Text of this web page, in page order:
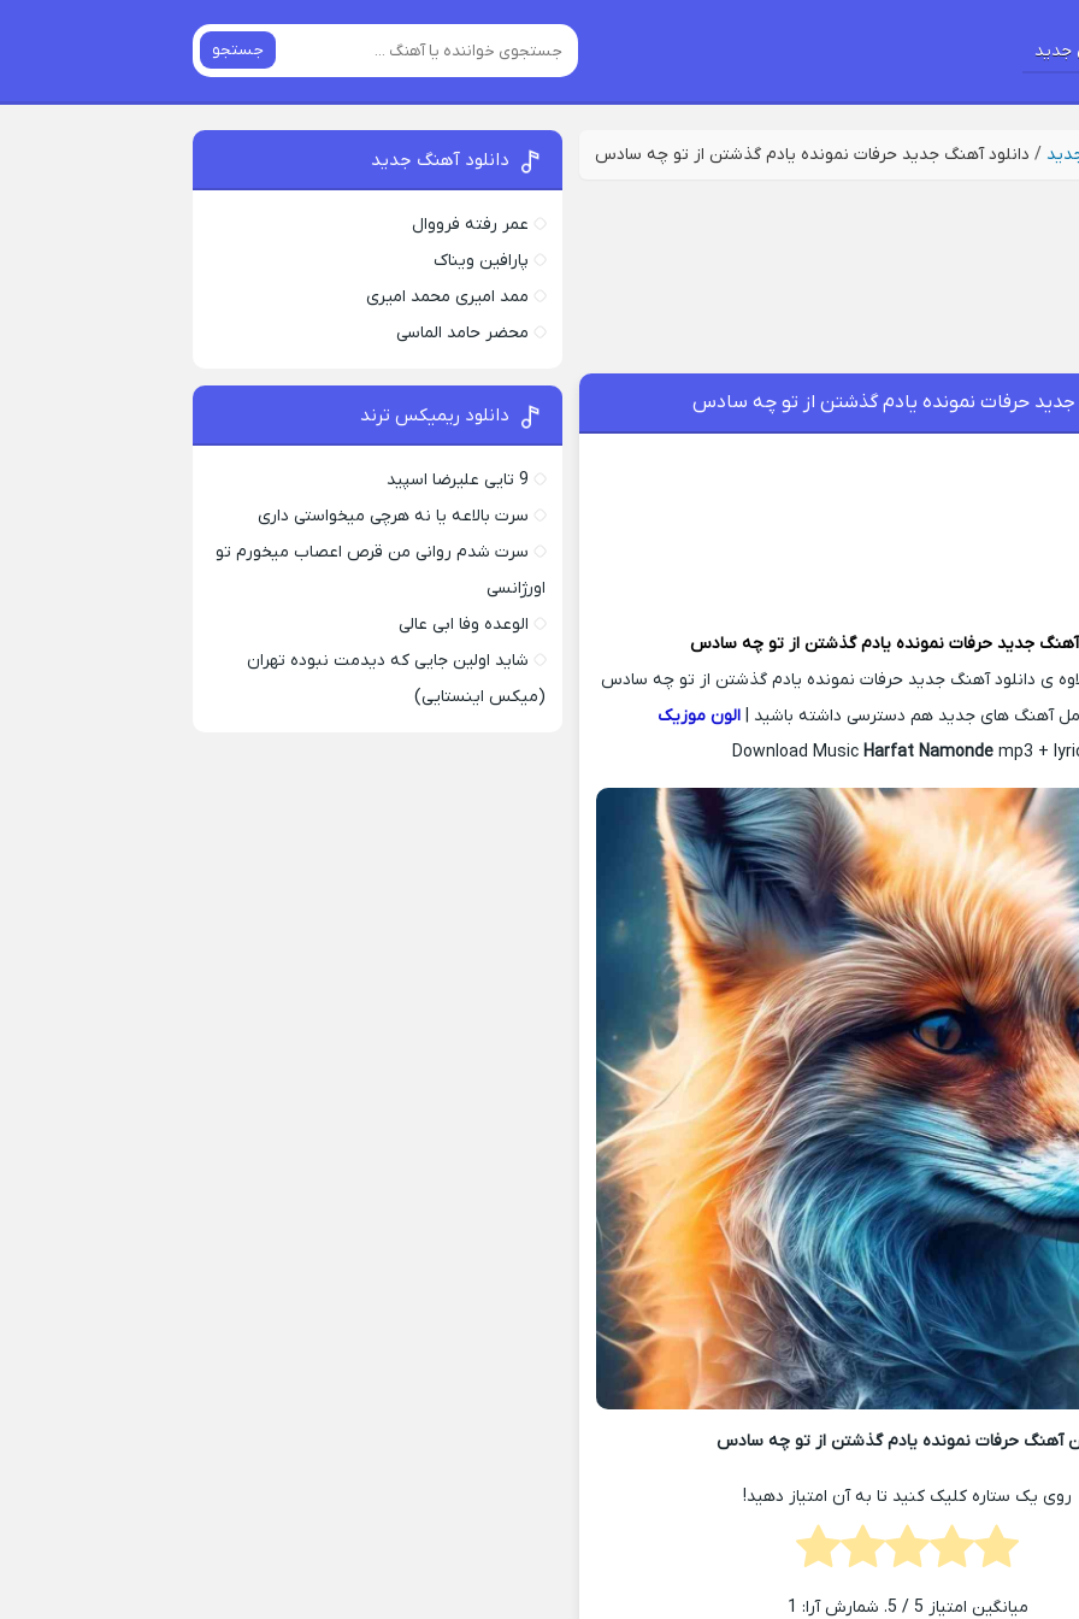
جستجو
/ دانلود آهنگ جدید حرفات نمونده یادم گذشتن از تو چه سادس
جدید حرفات نمونده یادم گذشتن از تو چه سادس
آهنگ جدیدحرفات نمونده یادم گذشتن از تو چه سادس
ی دانلود آهنگ جدید حرفات نمونده یادم گذشتن از تو چه سادس
آهنگ های جدید هم دسترسی داشته باشید |الون موزیک
Download Music Harfat Namonde mp3 +
آهنگ حرفات نمونده یادم گذشتن از تو چه سادس
روی یک ستاره کلیک کنید تا به آن امتیاز دهید!
میانگین امتیاز 5 / 5. شمارش آرا: 1
دانلود آهنگ جدید
عمر رفته فرووال
پارافين ویناک
ممد امیری محمد امیری
محضر حامد الماسی
دانلود ریمیکس ترند
9 تایی علیرضا اسپید
سرت بالاعه یا نه هرچی میخواستی داری
سرت شدم روانی من قرص اعصاب میخورم تو
اورژانسی
الوعده وفا ابی عالی
شاید اولین جایی که دیدمت نبوده تهران
(میکس اینستایی)